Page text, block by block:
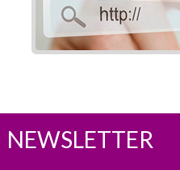
NEWSLETTER